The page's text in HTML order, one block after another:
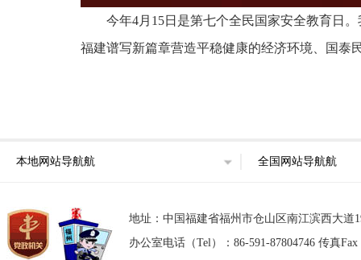
今年4月15日是第七个全民国家安全教育日
福建谱写新篇章营造平稳健康的经济环境、国泰
本地网站导航航 全国网站导航航
地址：中国福建省福州市仓山区南江滨西大道
办公室电话（Tel）：86-591-87804746 传真Fax